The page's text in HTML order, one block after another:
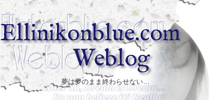
Ellinikonblue.com
Weblog
夢は夢のまま終わらせない…